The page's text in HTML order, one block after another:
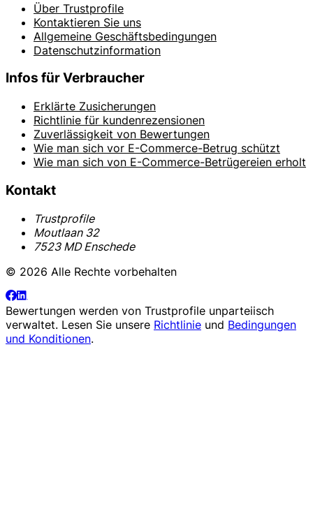
Über Trustprofile
Kontaktieren Sie uns
Allgemeine Geschäftsbedingungen
Datenschutzinformation
Infos für Verbraucher
Erklärte Zusicherungen
Richtlinie für kundenrezensionen
Zuverlässigkeit von Bewertungen
Wie man sich vor E-Commerce-Betrug schützt
Wie man sich von E-Commerce-Betrügereien erholt
Kontakt
Trustprofile
Moutlaan 32
7523 MD Enschede
© 2026 Alle Rechte vorbehalten
Bewertungen werden von Trustprofile unparteiisch
verwaltet. Lesen Sie unsere Richtlinie und Bedingungen
und Konditionen.